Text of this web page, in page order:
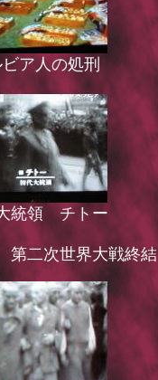
ア人の処刑
統領 チトー
第二次世界大戦終結